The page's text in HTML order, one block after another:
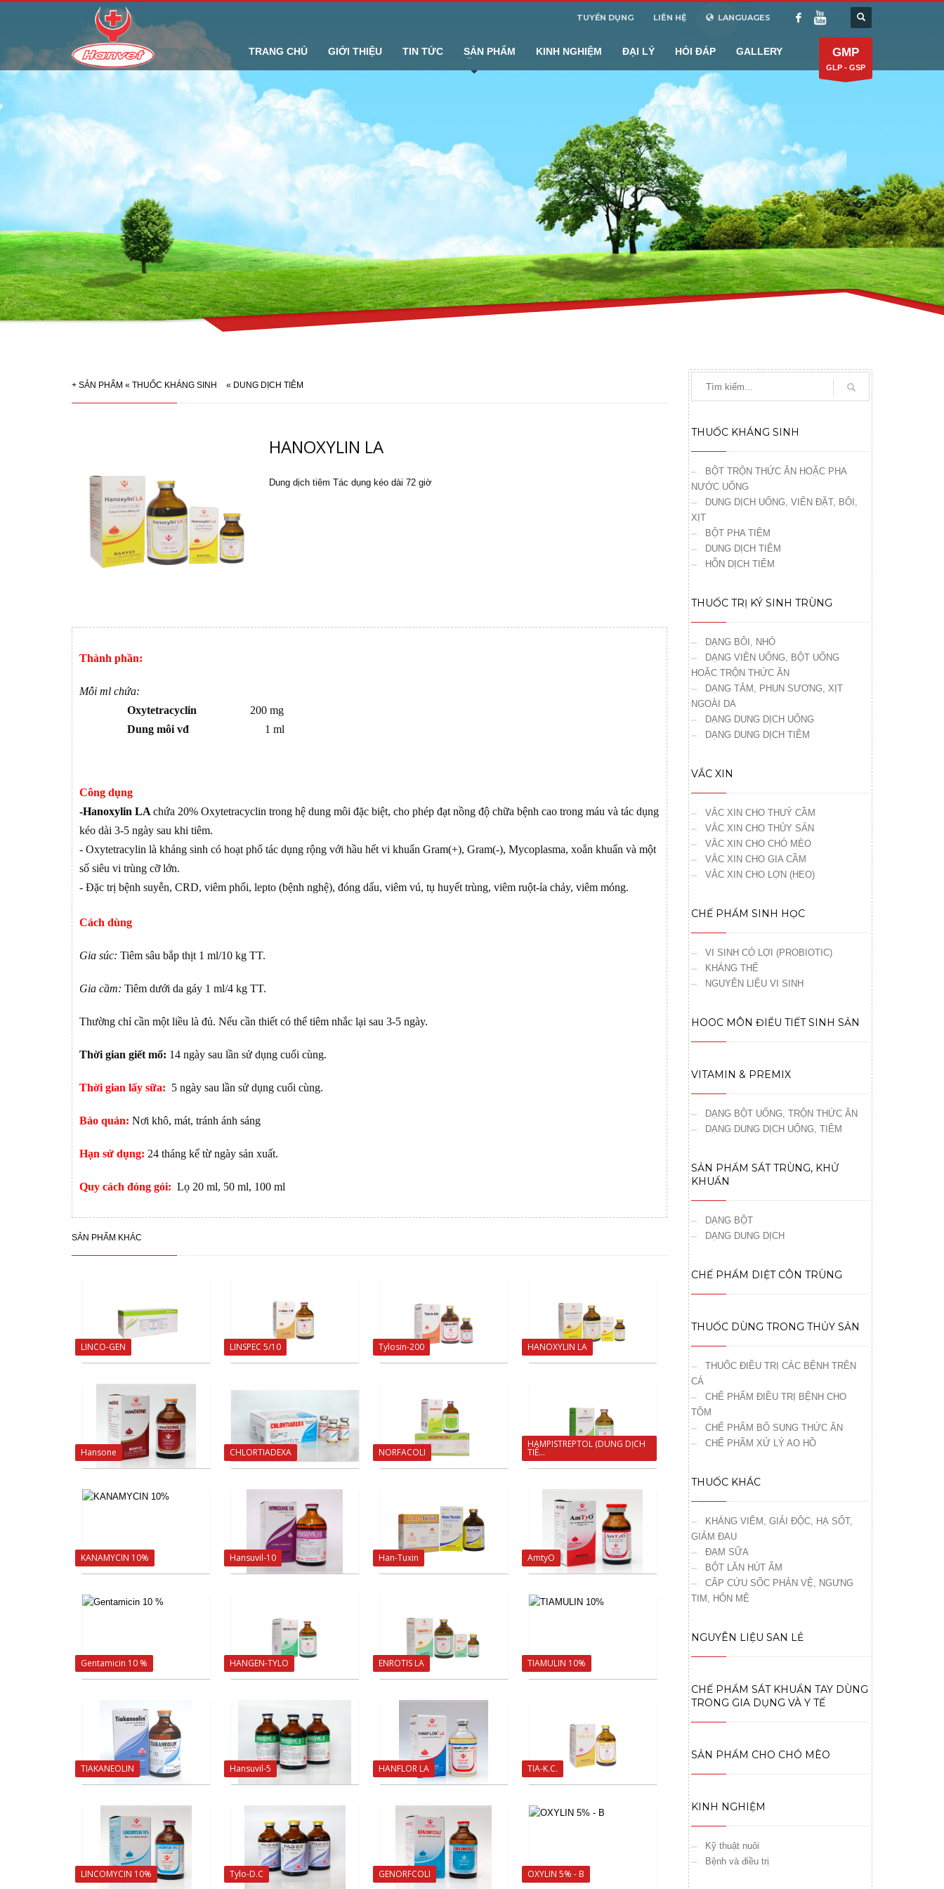
LANGUAGES
TUYỂN DỤNG LIÊN HỆ
GMP
GLP - GSP
TRANG CHỦ GIỚI THIỆU TIN TỨC SẢN PHẨM KINH NGHIỆM ĐẠI LÝ HỎI ĐÁP GALLERY
+ SẢN PHẨM « THUỐC KHÁNG SINH « DUNG DỊCH TIÊM
HANOXYLIN LA
Dung dịch tiêm Tác dụng kéo dài 72 giờ
Thành phần:
Mỗi ml chứa:
Oxytetracyclin
200 mg
Dung môi vđ
1 ml
Công dụng
-Hanoxylin LA chứa 20% Oxytetracyclin trong hệ dung môi đặc biệt, cho phép đạt nồng độ chữa bệnh cao trong máu và tác dụng
kéo dài 3-5 ngày sau khi tiêm.
- Oxytetracylin là kháng sinh có hoạt phổ tác dụng rộng với hầu hết vi khuẩn Gram(+), Gram(-), Mycoplasma, xoắn khuẩn và một
số siêu vi trùng cỡ lớn.
- Đặc trị bệnh suyễn, CRD, viêm phổi, lepto (bệnh nghệ), đóng dấu, viêm vú, tụ huyết trùng, viêm ruột-ỉa chảy, viêm móng.
Cách dùng
Gia súc: Tiêm sâu bắp thịt 1 ml/10 kg TT.
Gia cầm: Tiêm dưới da gáy 1 ml/4 kg TT.
Thường chỉ cần một liều là đủ. Nếu cần thiết có thể tiêm nhắc lại sau 3-5 ngày.
Thời gian giết mổ: 14 ngày sau lần sử dụng cuối cùng.
Thời gian lấy sữa: 5 ngày sau lần sử dụng cuối cùng.
Bảo quản: Nơi khô, mát, tránh ánh sáng
Hạn sử dụng: 24 tháng kể từ ngày sản xuất.
Quy cách đóng gói: Lọ 20 ml, 50 ml, 100 ml
SẢN PHẨM KHÁC
LINCO-GEN LINSPEC 5/10 Tylosin-200 HANOXYLIN LA
Hansone CHLORTIADEXA NORFACOLI
HAMPISTREPTOL (DUNG DỊCH
TIÊ...
KANAMYCIN 10% Hansuvil-10 Han-Tuxin AmtyO
Gentamicin 10 % HANGEN-TYLO ENROTIS LA TIAMULIN 10%
TIAKANEOLIN Hansuvil-5 HANFLOR LA TIA-K.C.
LINCOMYCIN 10% Tylo-D.C GENORFCOLI OXYLIN 5% - B
THUỐC KHÁNG SINH
BỘT TRỘN THỨC ĂN HOẶC PHA
NƯỚC UỐNG
DUNG DỊCH UỐNG, VIÊN ĐẶT, BÔI,
XỊT
BỘT PHA TIÊM
DUNG DỊCH TIÊM
HỖN DỊCH TIÊM
THUỐC TRỊ KÝ SINH TRÙNG
DẠNG BÔI, NHỎ
DẠNG VIÊN UỐNG, BỘT UỐNG
HOẶC TRỘN THỨC ĂN
DẠNG TẮM, PHUN SƯƠNG, XỊT
NGOÀI DA
DẠNG DUNG DỊCH UỐNG
DẠNG DUNG DỊCH TIÊM
VẮC XIN
VẮC XIN CHO THUỶ CẦM
VẮC XIN CHO THỦY SẢN
VẮC XIN CHO CHÓ MÈO
VẮC XIN CHO GIA CẦM
VẮC XIN CHO LỢN (HEO)
CHẾ PHẨM SINH HỌC
VI SINH CÓ LỢI (PROBIOTIC)
KHÁNG THỂ
NGUYÊN LIỆU VI SINH
HOOC MÔN ĐIỀU TIẾT SINH SẢN
VITAMIN & PREMIX
DẠNG BỘT UỐNG, TRỘN THỨC ĂN
DẠNG DUNG DỊCH UỐNG, TIÊM
SẢN PHẨM SÁT TRÙNG, KHỬ
KHUẨN
DẠNG BỘT
DẠNG DUNG DỊCH
CHẾ PHẨM DIỆT CÔN TRÙNG
THUỐC DÙNG TRONG THỦY SẢN
THUỐC ĐIỀU TRỊ CÁC BỆNH TRÊN
CÁ
CHẾ PHẨM ĐIỀU TRỊ BỆNH CHO
TÔM
CHẾ PHẨM BỔ SUNG THỨC ĂN
CHẾ PHẨM XỬ LÝ AO HỒ
THUỐC KHÁC
KHÁNG VIÊM, GIẢI ĐỘC, HẠ SỐT,
GIẢM ĐAU
ĐẠM SỮA
BỘT LĂN HÚT ẨM
CẤP CỨU SỐC PHẢN VỆ, NGƯNG
TIM, HÔN MÊ
NGUYÊN LIỆU SAN LẺ
CHẾ PHẨM SÁT KHUẨN TAY DÙNG
TRONG GIA DỤNG VÀ Y TẾ
SẢN PHẨM CHO CHÓ MÈO
KINH NGHIỆM
Kỹ thuật nuôi
Bệnh và điều trị